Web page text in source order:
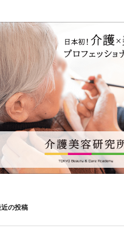
近の投稿